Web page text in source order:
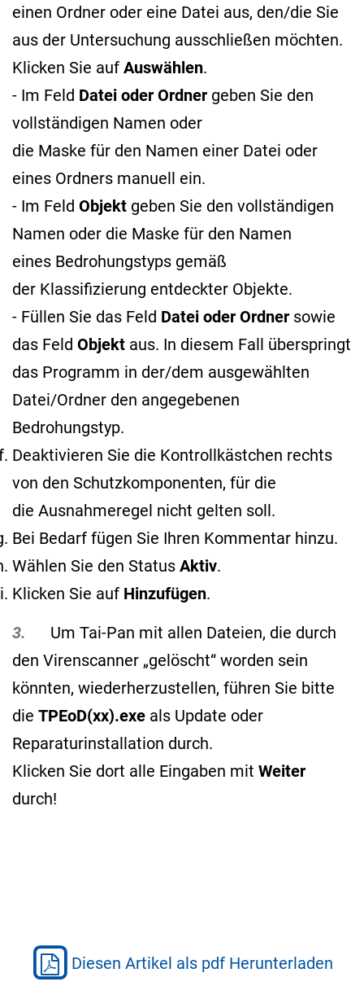
einen Ordner oder eine Datei aus, den/die Sie
aus der Untersuchung ausschließen möchten.
Klicken Sie auf Auswählen.
- Im Feld Datei oder Ordner geben Sie den
vollständigen Namen oder
die Maske für den Namen einer Datei oder
eines Ordners manuell ein.
- Im Feld Objekt geben Sie den vollständigen
Namen oder die Maske für den Namen
eines Bedrohungstyps gemäß
der Klassifizierung entdeckter Objekte.
- Füllen Sie das Feld Datei oder Ordner sowie
das Feld Objekt aus. In diesem Fall überspringt
das Programm in der/dem ausgewählten
Datei/Ordner den angegebenen
Bedrohungstyp.
Deaktivieren Sie die Kontrollkästchen rechts
von den Schutzkomponenten, für die
die Ausnahmeregel nicht gelten soll.
Bei Bedarf fügen Sie Ihren Kommentar hinzu.
Wählen Sie den Status Aktiv.
Klicken Sie auf Hinzufügen.
3. Um Tai-Pan mit allen Dateien, die durch
den Virenscanner „gelöscht“ worden sein
könnten, wiederherzustellen, führen Sie bitte
die TPEoD(xx).exe als Update oder
Reparaturinstallation durch.
Klicken Sie dort alle Eingaben mit Weiter
durch!
Diesen Artikel als pdf Herunterladen